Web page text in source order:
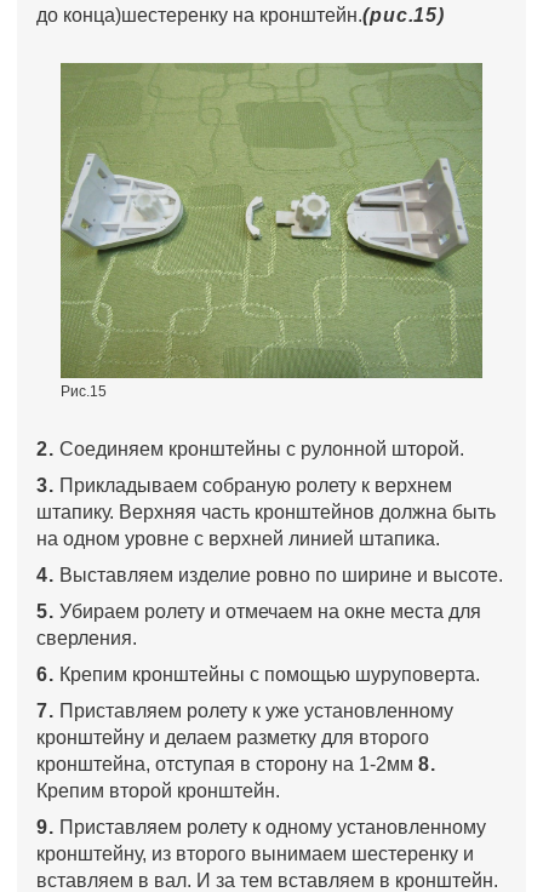
до конца)шестеренку на кронштейн.(рис.15)
Рис.15
2. Соединяем кронштейны с рулонной шторой.
3. Прикладываем собраную ролету к верхнем
штапику. Верхняя часть кронштейнов должна быть
на одном уровне с верхней линией штапика.
4. Выставляем изделие ровно по ширине и высоте.
5. Убираем ролету и отмечаем на окне места для
сверления.
6. Крепим кронштейны с помощью шуруповерта.
7. Приставляем ролету к уже установленному
кронштейну и делаем разметку для второго
кронштейна, отступая в сторону на 1-2мм8.
Крепим второй кронштейн.
9. Приставляем ролету к одному установленному
кронштейну, из второго вынимаем шестеренку и
вставляем в вал. И за тем вставляем в кронштейн.